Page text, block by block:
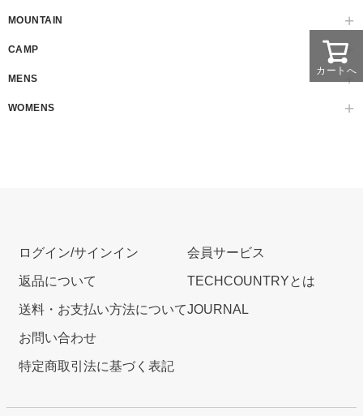
MOUNTAIN
CAMP
MENS
WOMENS
カートへ
ログイン/サインイン
返品について
送料・お支払い方法について
お問い合わせ
特定商取引法に基づく表記
会員サービス
TECHCOUNTRYとは
JOURNAL